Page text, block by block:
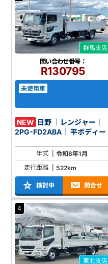
群馬支店
問い合わせ番号：
R130795
未使用車
NEW 日野 ｜レンジャー｜
2PG-FD2ABA｜ 平ボディー
年式
令和8年1月
走行距離
522km
検討中 問合せ
4
東北支店